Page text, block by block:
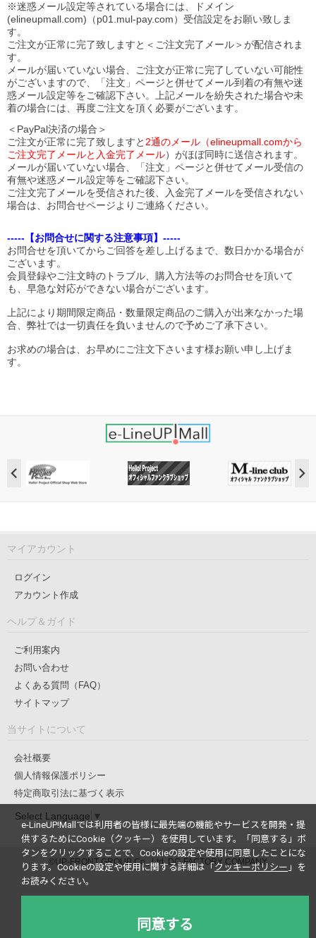
※迷惑メール設定等されている場合には、ドメイン
(elineupmall.com)（p01.mul-pay.com）受信設定をお願い致しま
す。
ご注文が正常に完了致しますと＜ご注文完了メール＞が配信されま
す。
メールが届いていない場合、ご注文が正常に完了していない可能性
がございますので、「注文」ページと併せてメール到着の有無や迷
惑メール設定等をご確認下さい。
上記メールを紛失された場合や未
着の場合には、再度ご注文を頂く必要がございます。
＜PayPal決済の場合＞
ご注文が正常に完了致しますと 2通のメール（elineupmall.comから
ご注文完了メールと入金完了メール）がほぼ同時に送信されます。
メールが届いていない場合、「注文」ページと併せてメール受信の
有無や迷惑メール設定等をご確認下さい。
ご注文完了メールを受信された後、入金完了メールを受信されない
場合は、お問合せページよりご連絡ください。
-----【お問合せに関する注意事項】-----
お問合せを頂いてからご回答を差し上げるまで、数日かかる場合が
ございます。
会員登録やご注文時のトラブル、購入方法等のお問合せを頂いて
も、早急な対応ができない場合がございます。
上記により期間限定商品・数量限定商品のご購入が出来なかった場
合、弊社では一切責任を負いませんので予めご了承下さい。
お求めの場合は、お早めにご注文下さいます様お願い申し上げま
す。
マイアカウント
ログイン
アカウント作成
ヘルプ＆ガイド
ご利用案内
お問い合わせ
よくある質問（FAQ）
サイトマップ
当サイトについて
会社概要
個人情報保護ポリシー
特定商取引法に基づく表示
Select Language ▼
©UP-FRONT GROUP Co., Ltd. DC-FACTORY COMPANY
e-LineUP!Mallでは利用者の皆様に最先端の機能やサービスを開発・提
供するためにCookie（クッキー）を使用しています。
「同意する」ボ
タンをクリックすることで、Cookieの設定や使用に同意したことにな
ります。Cookieの設定や使用に関する詳細は「 クッキーポリシー 」を
お読みください。
同意する